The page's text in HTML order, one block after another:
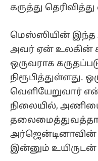
கருத்து
மெஸ்ஸியின் இந்த
அவர் ஏன் உலகின்
ஒருவராக
நிரூபித்துள்ளது.
வெளியேறுவார்
நிலையில்,
இன்னும் உயிருடன்